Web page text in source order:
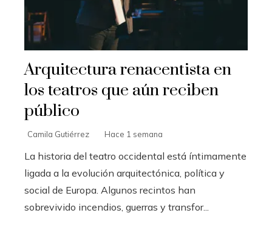
Arquitectura renacentista en
los teatros que aún reciben
público
Camila Gutiérrez Hace 1 semana
La historia del teatro occidental está íntimamente
ligada a la evolución arquitectónica, política y
social de Europa. Algunos recintos han
sobrevivido incendios, guerras y transfor...